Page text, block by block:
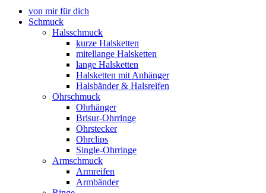
von mir für dich
Schmuck
Halsschmuck
kurze Halsketten
mitellange Halsketten
lange Halsketten
Halsketten mit Anhänger
Halsbänder & Halsreifen
Ohrschmuck
Ohrhänger
Brisur-Ohrringe
Ohrstecker
Ohrclips
Single-Ohrringe
Armschmuck
Armreifen
Armbänder